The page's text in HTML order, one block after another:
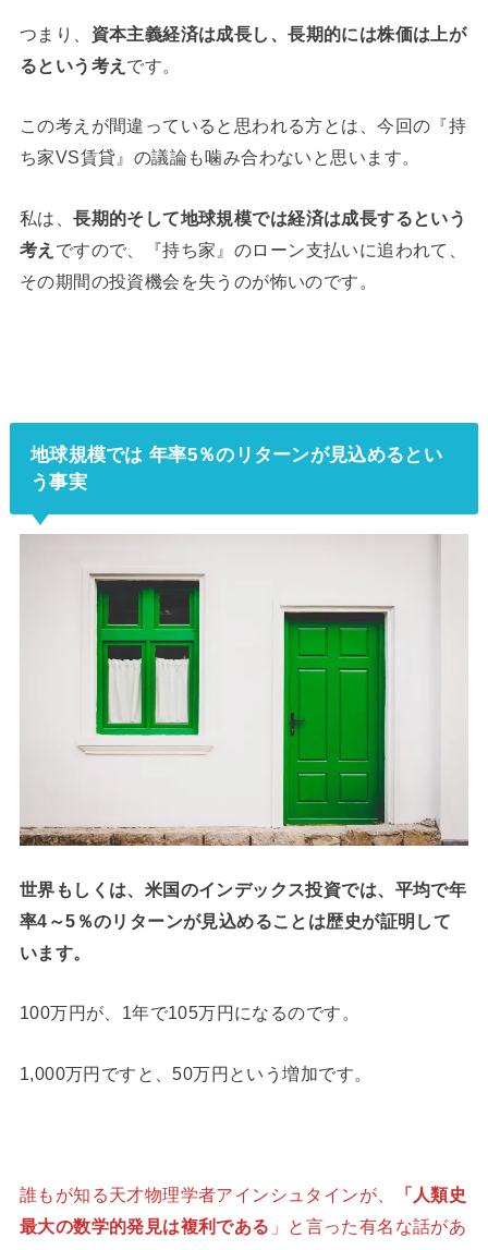
つまり、 資本主義経済は成長し、長期的には株価は上が
るという考え です。
この考えが間違っていると思われる方とは、今回の『持
ち家VS賃貸』の議論も噛み合わないと思います。
私は、長期的そして地球規模では経済は成長するという
考え ですので、『持ち家』のローン支払いに追われて、
その期間の投資機会を失うのが怖いのです。
地球規模では 年率5％のリターンが見込めるとい
う事実
世界もしくは、米国のインデックス投資では、平均で年
率4～5％のリターンが見込めることは歴史が証明して
います。
100万円が、1年で105万円になるのです。
1,000万円ですと、50万円という増加です。
誰もが知る天才物理学者アインシュタインが、
「人類史
最大の数学的発見は複利である 」と言った有名な話があ